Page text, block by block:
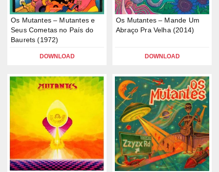
Os Mutantes – Mutantes e
Seus Cometas no País do
Baurets (1972)
DOWNLOAD
Os Mutantes – Mande Um
Abraço Pra Velha (2014)
DOWNLOAD